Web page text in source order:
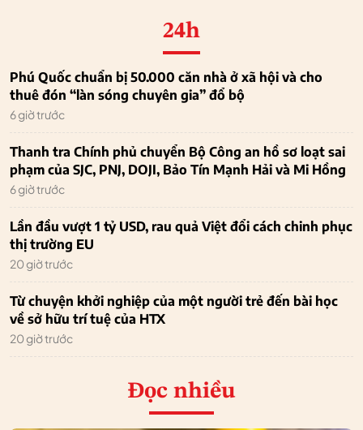
24h
Phú Quốc chuẩn bị 50.000 căn nhà ở xã hội và cho
thuê đón “làn sóng chuyên gia” đổ bộ
6 giờ trước
Thanh tra Chính phủ chuyển Bộ Công an hồ sơ loạt sai
phạm của SJC, PNJ, DOJI, Bảo Tín Mạnh Hải và Mi Hồng
6 giờ trước
Lần đầu vượt 1 tỷ USD, rau quả Việt đổi cách chinh phục
thị trường EU
20 giờ trước
Từ chuyện khởi nghiệp của một người trẻ đến bài học
về sở hữu trí tuệ của HTX
20 giờ trước
Đọc nhiều